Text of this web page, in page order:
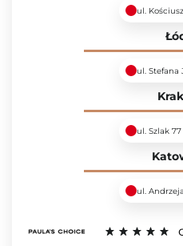
ul.
ul. Stefana
ul. Szlak 77
ul.